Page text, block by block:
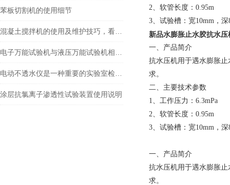
苯板切割机的使用细节
涂层抗氯离子渗透性试验装置使用说明
2、软管长度：0.95m
3、试验槽：宽10mm，深
新品水膨胀止水胶抗水压
一、产品简介
抗水压机用于遇水膨胀
求。
二、主要技术参数
1、工作压力：6.3mPa
2、软管长度：0.95m
3、试验槽：宽10mm，深
一、产品简介
抗水压机用于遇水膨胀
求。